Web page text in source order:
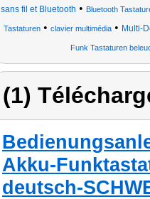
sans fil et Bluetooth • Bluetooth
Tastaturen• clavier multimédia• Multi-
Funk Tastaturen
(1)
Akku-
deutsch-